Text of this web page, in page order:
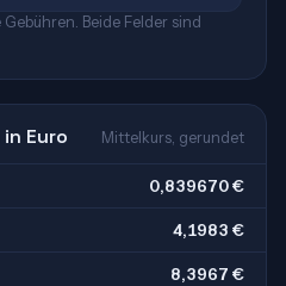
Beide Felder sind
Euro Mittelkurs, gerundet
0,839670 €
4,1983 €
8,3967 €